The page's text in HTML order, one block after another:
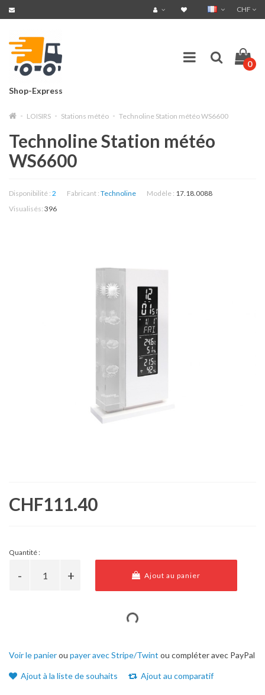
CHF
Shop-Express
0
LOISIRS Stations météo Technoline Station météo WS6600
Technoline Station météo
WS6600
Disponibilité : 2 Fabricant : Technoline Modèle : 17.18.0088
Visualisés: 396
CHF111.40
Quantité :
Ajout au panier
Voir le panierou payer avec Stripe/Twint ou compléter avec PayPal
Ajout à la liste de souhaits Ajout au comparatif